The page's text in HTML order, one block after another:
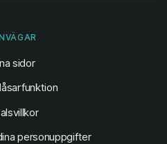
sidor(öppnas i ny flik)
personuppgifter